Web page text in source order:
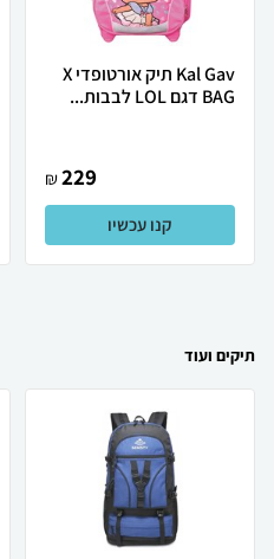
Kal Gav תיק אורטופדי X
BAG דגם LOL לבבות...
229
₪
קנו עכשיו
תיקים ועוד